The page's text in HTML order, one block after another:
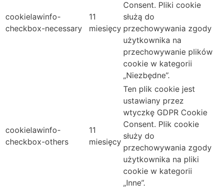
cookielawinfo-
checkbox-necessary
11
miesięcy
Consent. Pliki cookie
służą do
przechowywania zgody
użytkownika na
przechowywanie plików
cookie w kategorii
„Niezbędne”.
cookielawinfo-
checkbox-others
11
miesięcy
Ten plik cookie jest
ustawiany przez
wtyczkę GDPR Cookie
Consent. Plik cookie
służy do
przechowywania zgody
użytkownika na pliki
cookie w kategorii
„Inne”.